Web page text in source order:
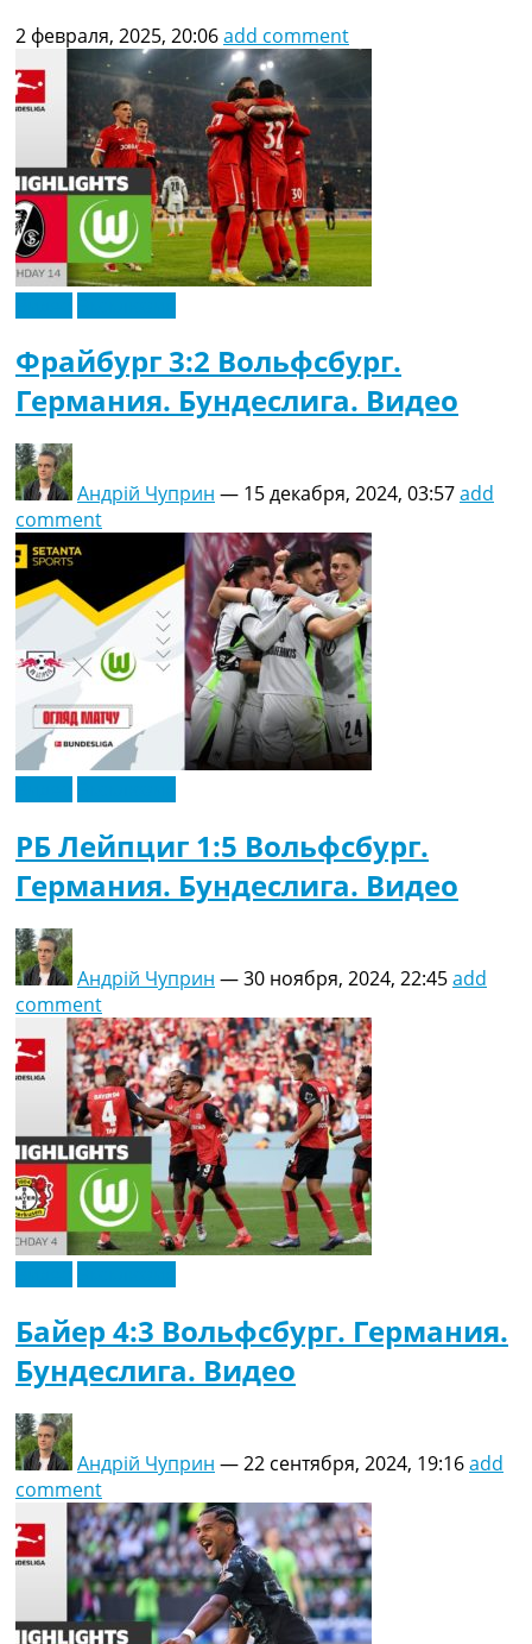
2 февраля, 2025, 20:06add comment
Фрайбург 3:2 Вольфсбург.
Германия. Бундеслига. Видео
Андрій Чуприн — 15 декабря, 2024, 03:57add
comment
РБ Лейпциг 1:5 Вольфсбург.
Германия. Бундеслига. Видео
Андрій Чуприн —30 ноября, 2024, 22:45add
comment
Байер 4:3 Вольфсбург. Германия.
Бундеслига. Видео
Андрій Чуприн —22 сентября, 2024, 19:16add
comment